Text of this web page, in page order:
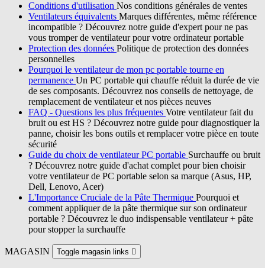
Conditions d'utilisation Nos conditions générales de ventes
Ventilateurs équivalents Marques différentes, même référence
incompatible ? Découvrez notre guide d'expert pour ne pas
vous tromper de ventilateur pour votre ordinateur portable
Protection des données Politique de protection des données
personnelles
Pourquoi le ventilateur de mon pc portable tourne en
permanence Un PC portable qui chauffe réduit la durée de vie
de ses composants. Découvrez nos conseils de nettoyage, de
remplacement de ventilateur et nos pièces neuves
FAQ - Questions les plus fréquentes Votre ventilateur fait du
bruit ou est HS ? Découvrez notre guide pour diagnostiquer la
panne, choisir les bons outils et remplacer votre pièce en toute
sécurité
Guide du choix de ventilateur PC portable Surchauffe ou bruit
? Découvrez notre guide d'achat complet pour bien choisir
votre ventilateur de PC portable selon sa marque (Asus, HP,
Dell, Lenovo, Acer)
L'Importance Cruciale de la Pâte Thermique Pourquoi et
comment appliquer de la pâte thermique sur son ordinateur
portable ? Découvrez le duo indispensable ventilateur + pâte
pour stopper la surchauffe
MAGASIN Toggle magasin links 